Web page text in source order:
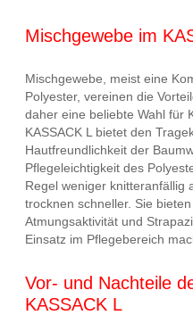
Mischgewebe im
Mischgewebe, meist eine
Polyester, vereinen die
daher eine beliebte Wahl für
KASSACK L bietet den
Hautfreundlichkeit der
Pflegeleichtigkeit des
Regel weniger knitteranfällig
trocknen schneller. Sie
Atmungsaktivität und
Einsatz im Pflegebereich
Vor- und Nachteile
KASSACK L